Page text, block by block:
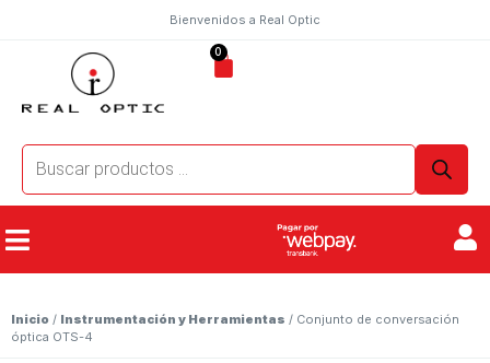
Bienvenidos a Real Optic
0
Inicio / Instrumentación y Herramientas / Conjunto de conversación
óptica OTS-4